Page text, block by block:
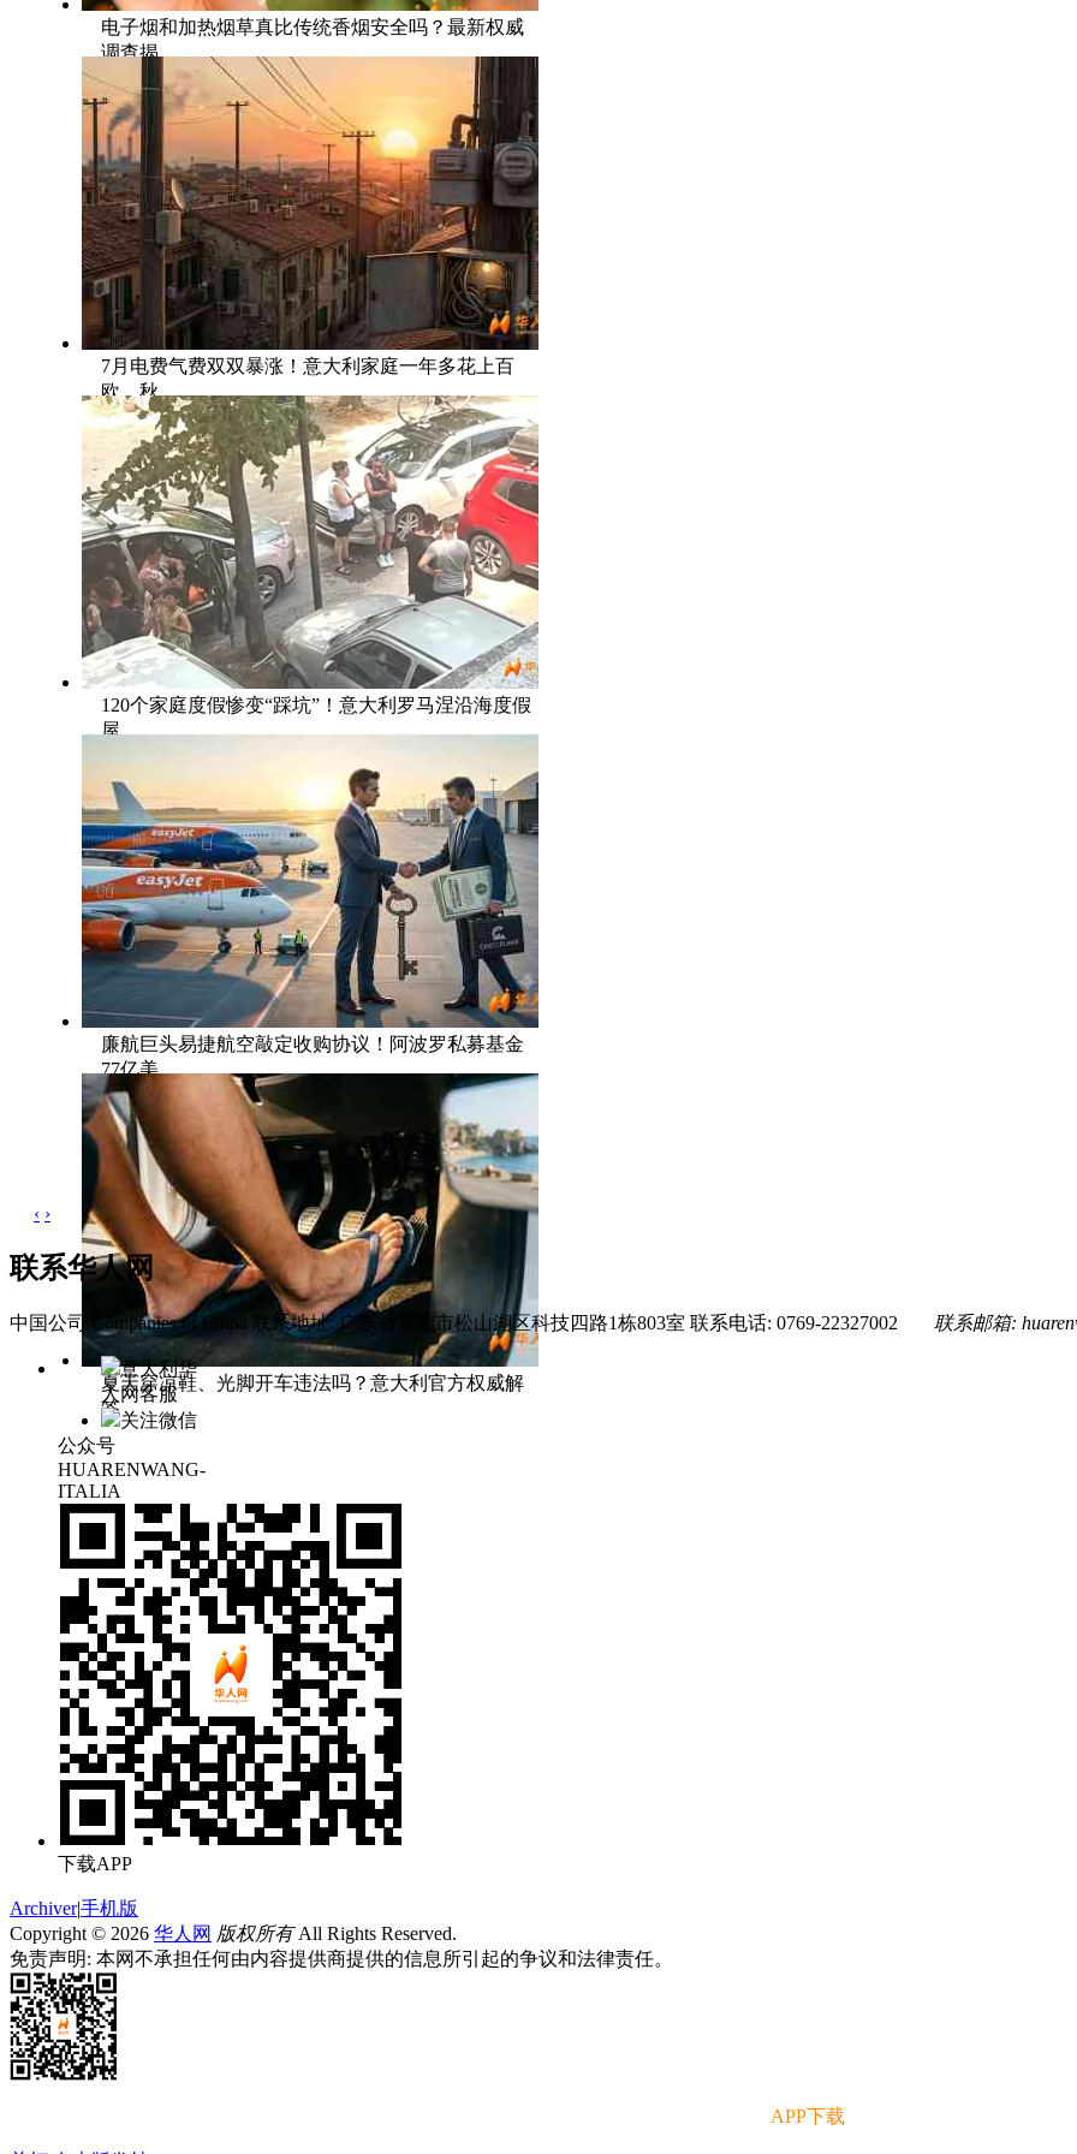
电子烟和加热烟草真比传统香烟安全吗？最新权威
调查揭
7月电费气费双双暴涨！意大利家庭一年多花上百
欧，秋
120个家庭度假惨变“踩坑”！意大利罗马涅沿海度假
屋
廉航巨头易捷航空敲定收购协议！阿波罗私募基金
77亿美
夏天穿凉鞋、光脚开车违法吗？意大利官方权威解
答
‹ ›
联系华人网
中国公司 Companies of China 联系地址: 广东省东莞市松山湖区科技四路1栋803室 联系电话: 0769-22327002 联系邮箱:
意大利华
人网客服
关注微信
公众号
HUARENWANG-
ITALIA
下载APP
Archiver|手机版
Copyright © 2026 华人网 版权所有All Rights Reserved.
免责声明: 本网不承担任何由内容提供商提供的信息所引起的争议和法律责任。
APP下载